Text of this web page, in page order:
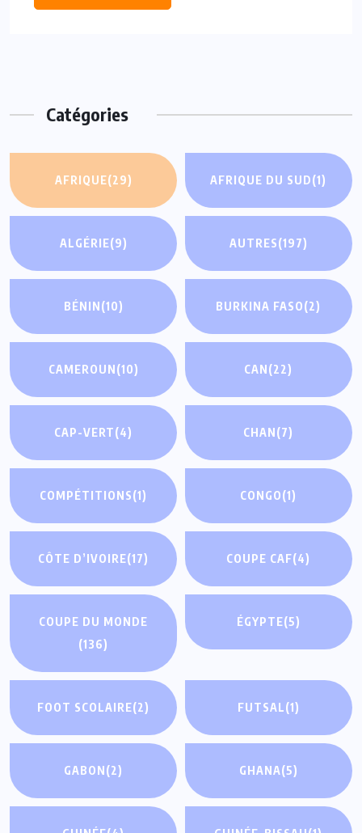
Catégories
AFRIQUE(29) AFRIQUE DU SUD(1)
ALGÉRIE(9) AUTRES(197)
BÉNIN(10) BURKINA FASO(2)
CAMEROUN(10) CAN(22)
CAP-VERT(4) CHAN(7)
COMPÉTITIONS(1) CONGO(1)
CÔTE D’IVOIRE(17) COUPE CAF(4)
COUPE DU MONDE
(136)
ÉGYPTE(5)
FOOT SCOLAIRE(2) FUTSAL(1)
GABON(2) GHANA(5)